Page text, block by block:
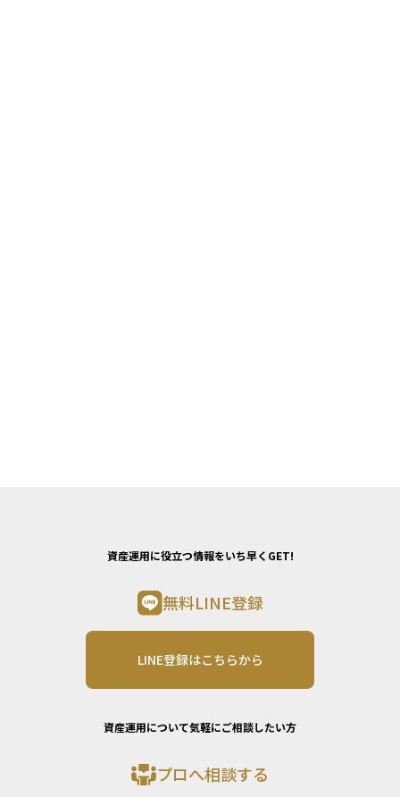
資産運用に役立つ情報をいち早くGET!
無料LINE登録
LINE登録はこちらから
資産運用について気軽にご相談したい方
プロへ相談する